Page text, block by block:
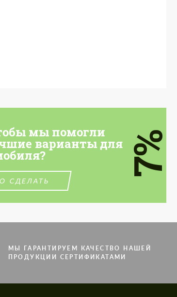
мы помогли
варианты для
СДЕЛАТЬ
7%
МЫ ГАРАНТИРУЕМ КАЧЕСТВО НАШЕЙ
ПРОДУКЦИИ СЕРТИФИКАТАМИ